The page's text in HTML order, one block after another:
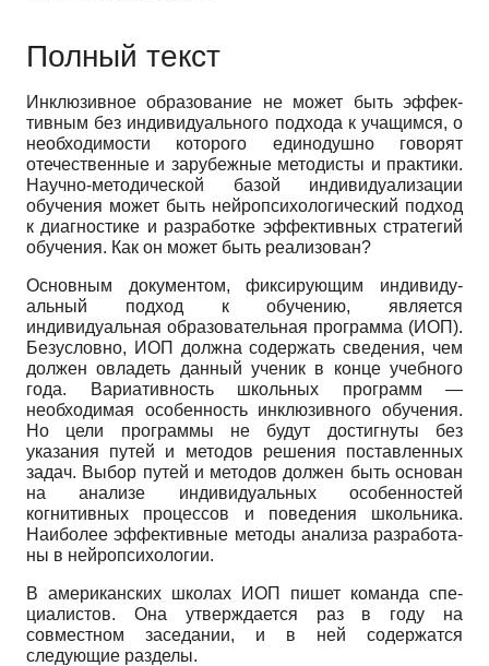
Полный текст
Инклюзивное образование не может быть эффек­
тивным без индивидуального подхода к учащимся, о
необходимости которого единодушно говорят
отечест­венные и зарубежные методисты и практики.
Научно-методической базой индивидуализации
обучения мо­жет быть нейропсихологический подход
к диагности­ке и разработке эффективных стратегий
обучения. Как он может быть реализован?
Основным документом, фиксирующим индивиду­
альный подход к обучению, является
индивидуальная образовательная программа (ИОП).
Безусловно, ИОП должна содержать сведения, чем
должен овла­деть данный ученик в конце учебного
года. Вариатив­ность школьных программ —
необходимая особен­ность инклюзивного обучения.
Но цели программы не будут достигнуты без
указания путей и методов реше­ния поставленных
задач. Выбор путей и методов дол­жен быть основан
на анализе индивидуальных особен­ностей
когнитивных процессов и поведения школьни­ка.
Наиболее эффективные методы анализа разработа­
ны в нейропсихологии.
В американских школах ИОП пишет команда спе­
циалистов. Она утверждается раз в году на
совместном заседании, и в ней содержатся
следующие разделы.